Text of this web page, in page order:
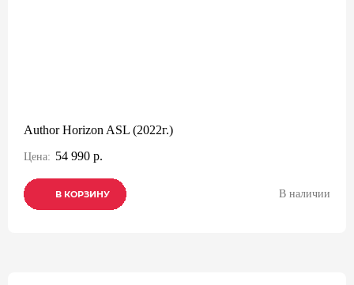
Author Horizon ASL (2022г.)
Цена: 54 990 р.
В КОРЗИНУ
В КОРЗИНУ
В КОРЗИНУ В наличии